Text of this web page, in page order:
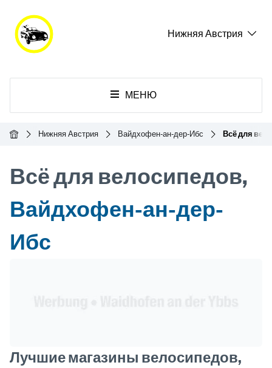
Нижняя Австрия
МЕНЮ
ГлавнаяНижняя Австрия Вайдхофен-ан-дер-Ибс Всё для
Всё для велосипедов,
Вайдхофен-ан-дер-
Ибс
Лучшие магазины велосипедов,